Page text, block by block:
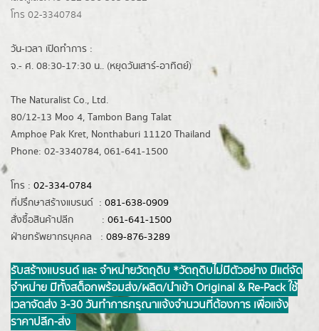
โทร 02-3340784
วัน-เวลา เปิดทำการ :
จ.- ศ. 08:30-17:30 น.. (หยุดวันเสาร์-อาทิตย์)
The Naturalist Co., Ltd.
80/12-13 Moo 4, Tambon Bang Talat
Amphoe Pak Kret, Nonthaburi 11120 Thailand
Phone: 02-3340784, 061-641-1500
โทร : 02-334-0784
ที่ปรึกษาสร้างแบรนด์ : 081-638-0909
สั่งซื้อสินค้าปลีก : 061-641-1500
ฝ่ายทรัพยากรบุคคล : 089-876-3289
รับสร้างแบรนด์ และ จำหน่ายวัตถุดิบ *วัตถุดิบไม่มีตัวอย่าง มีแต่จัด
จำหน่าย มีทั้งสต็อกพร้อมส่ง/ผลิต/นำเข้า Original & Re-Pack ใช้
เวลาจัดส่ง 3-30 วันทำการ กรุณาแจ้งจำนวนที่ต้องการ เพื่อแจ้ง
ราคาปลีก-ส่ง